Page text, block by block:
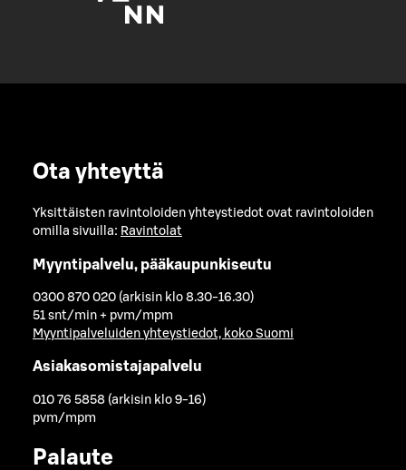
Ota yhteyttä
Yksittäisten ravintoloiden yhteystiedot ovat ravintoloiden
omilla sivuilla: Ravintolat
Myyntipalvelu, pääkaupunkiseutu
0300 870 020 (arkisin klo 8.30-16.30)
51 snt/min + pvm/mpm
Myyntipalveluiden yhteystiedot, koko Suomi
Asiakasomistajapalvelu
010 76 5858 (arkisin klo 9-16)
pvm/mpm
Palaute